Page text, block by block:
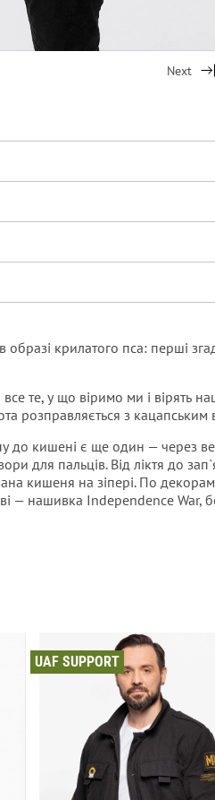
Next
крилатого пса: перші
те, у що віримо ми і вірять
розправляється з кацапським
до кишені є ще один — через
для пальців. Від ліктя до
кишеня на зіпері. По
— нашивка Independence War,
UAF SUPPORT